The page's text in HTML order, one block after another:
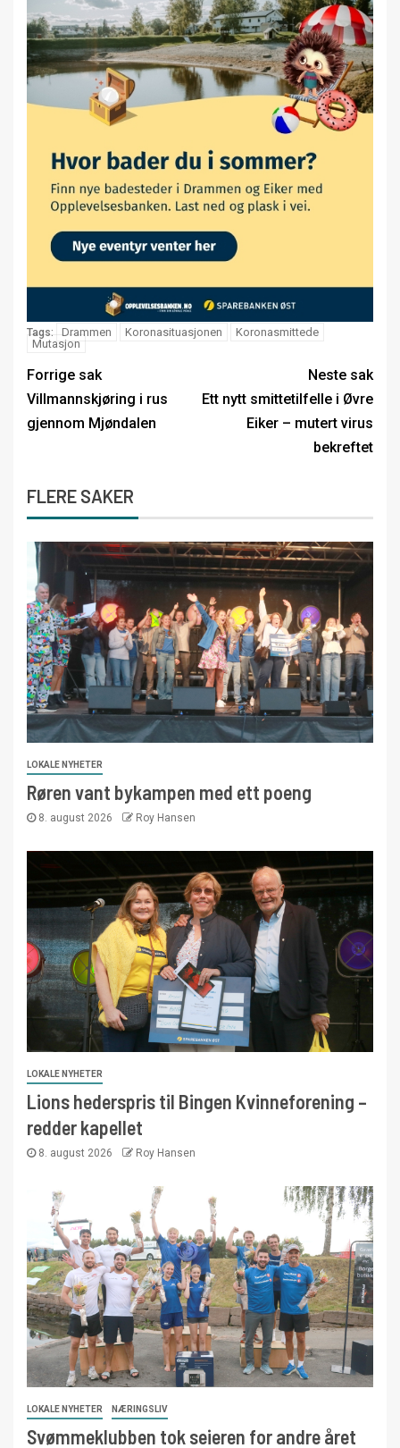
Tags: Drammen Koronasituasjonen
Koronasmittede
Mutasjon
Forrige sak
Villmannskjøring i rus
gjennom Mjøndalen
Neste sak
Ett nytt smittetilfelle i Øvre
Eiker – mutert virus
bekreftet
FLERE SAKER
LOKALE NYHETER
Røren vant bykampen med ett poeng
8. august 2026 Roy Hansen
LOKALE NYHETER
Lions hederspris til Bingen Kvinneforening –
redder kapellet
8. august 2026 Roy Hansen
LOKALE NYHETER NÆRINGSLIV
Svømmeklubben tok seieren for andre året